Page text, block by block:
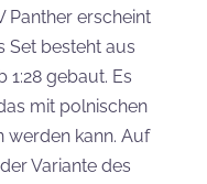
Panther erscheint
Set besteht aus
1:28 gebaut. Es
mit polnischen
werden kann. Auf
Variante des